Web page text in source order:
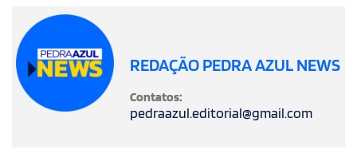
REDAÇÃO PEDRA AZUL NEWS
Contatos:
pedraazul.editorial@gmail.com